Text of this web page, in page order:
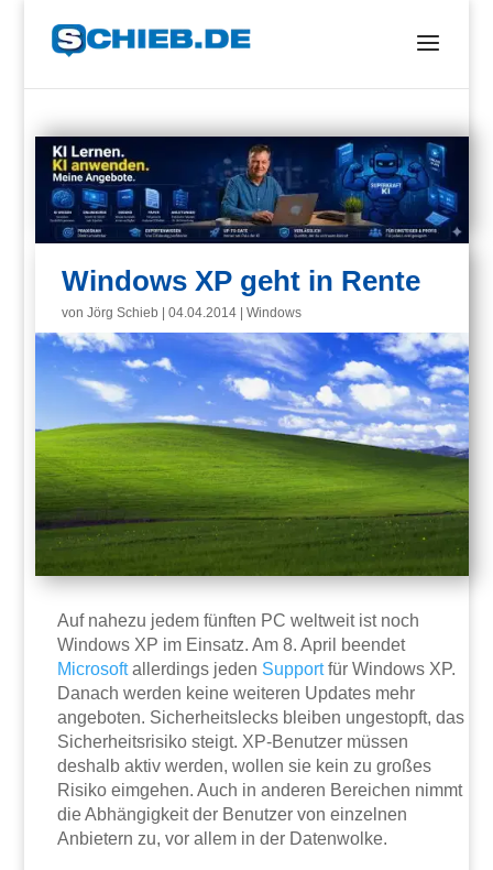
Windows XP geht in Rente
vonJörg Schieb |04.04.2014 |Windows
Auf nahezu jedem fünften PC weltweit ist noch
Windows XP im Einsatz. Am 8. April beendet
Microsoftallerdings jeden Supportfür Windows XP.
Danach werden keine weiteren Updates mehr
angeboten. Sicherheitslecks bleiben ungestopft, das
Sicherheitsrisiko steigt. XP-Benutzer müssen
deshalb aktiv werden, wollen sie kein zu großes
Risiko eimgehen. Auch in anderen Bereichen nimmt
die Abhängigkeit der Benutzer von einzelnen
Anbietern zu, vor allem in der Datenwolke.